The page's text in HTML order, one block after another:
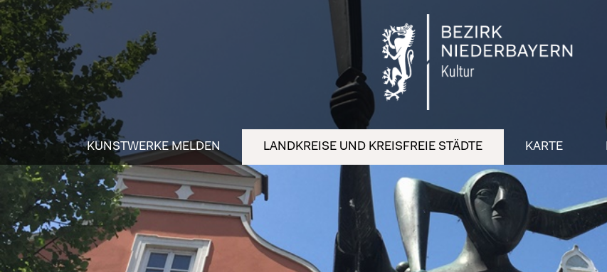
KUNSTWERKE MELDEN LANDKREISE UND KREISFREIE STÄDTE KARTE